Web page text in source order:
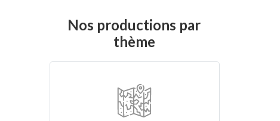
Nos productions par
thème